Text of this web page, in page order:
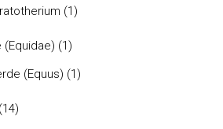
(1)
(Equidae) (1)
(Equus) (1)
(14)